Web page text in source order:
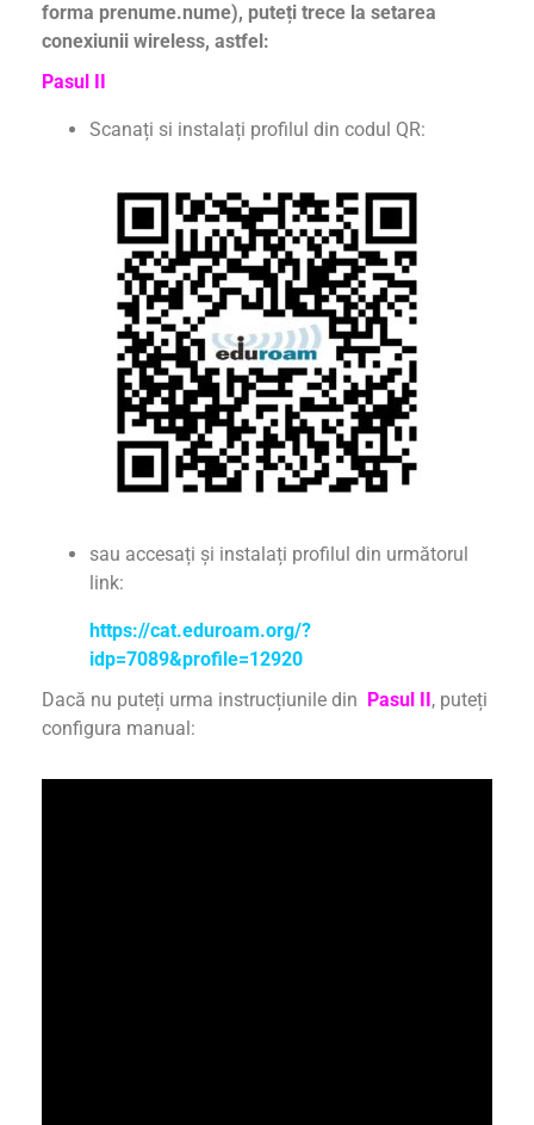
forma prenume.nume), puteți trece la setarea
conexiunii wireless, astfel:
Pasul II
Scanați si instalați profilul din codul QR:
sau accesați și instalați profilul din următorul
link:
https://cat.eduroam.org/?
idp=7089&profile=12920
Dacă nu puteți urma instrucțiunile din Pasul II, puteți
configura manual: